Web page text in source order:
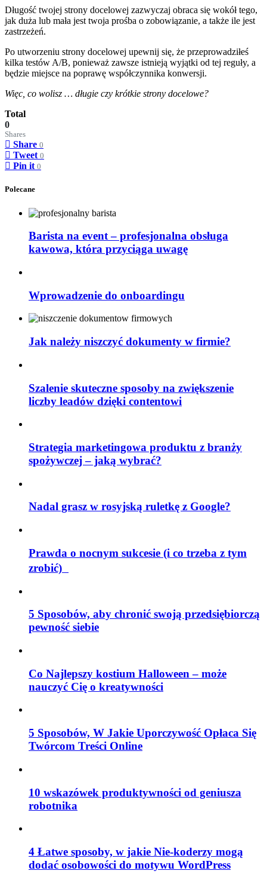
Długość twojej strony docelowej zazwyczaj obraca się wokół tego,
jak duża lub mała jest twoja prośba o zobowiązanie, a także ile jest
zastrzeżeń.
Po utworzeniu strony docelowej upewnij się, że przeprowadziłeś
kilka testów A/B, ponieważ zawsze istnieją wyjątki od tej reguły, a
będzie miejsce na poprawę współczynnika konwersji.
Więc, co wolisz … długie czy krótkie strony docelowe?
Total
0
Shares
Share 0
Tweet 0
Pin it 0
Polecane
Barista na event – profesjonalna obsługa
kawowa, która przyciąga uwagę
Wprowadzenie do onboardingu
Jak należy niszczyć dokumenty w firmie?
Szalenie skuteczne sposoby na zwiększenie
liczby leadów dzięki contentowi
Strategia marketingowa produktu z branży
spożywczej – jaką wybrać?
Nadal grasz w rosyjską ruletkę z Google?
Prawda o nocnym sukcesie (i co trzeba z tym
zrobić)
5 Sposobów, aby chronić swoją przedsiębiorczą
pewność siebie
Co Najlepszy kostium Halloween – może
nauczyć Cię o kreatywności
5 Sposobów, W Jakie Uporczywość Opłaca Się
Twórcom Treści Online
10 wskazówek produktywności od geniusza
robotnika
4 Łatwe sposoby, w jakie Nie-koderzy mogą
dodać osobowości do motywu WordPress